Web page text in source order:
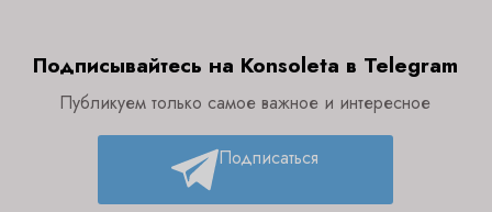
Подписывайтесь на Konsoleta в Telegram
Публикуем только самое важное и интересное
Подписаться